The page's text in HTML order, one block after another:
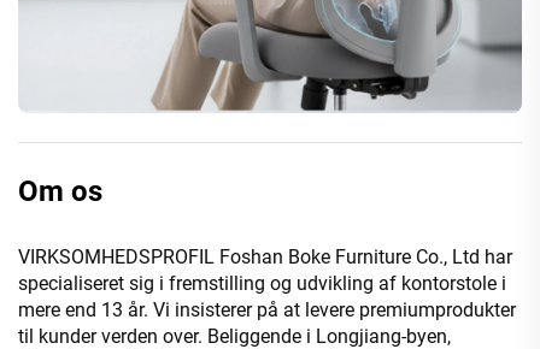
Om os
VIRKSOMHEDSPROFIL Foshan Boke Furniture Co., Ltd har
specialiseret sig i fremstilling og udvikling af kontorstole i
mere end 13 år. Vi insisterer på at levere premiumprodukter
til kunder verden over. Beliggende i Longjiang-byen,